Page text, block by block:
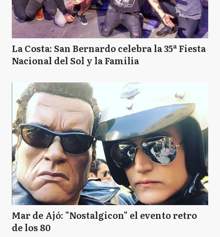
La Costa: San Bernardo celebra la 35ª Fiesta
Nacional del Sol y la Familia
Mar de Ajó: "Nostalgicon" el evento retro
de los 80